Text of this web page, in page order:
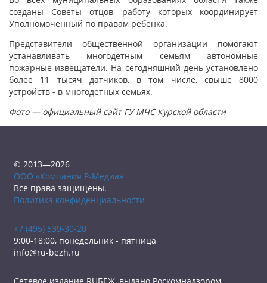
созданы Советы отцов, работу которых координирует
Уполномоченный по правам ребенка.
Представители общественной организации помогают
устанавливать многодетным семьям автономные
пожарные извещатели. На сегодняшний день установлено
более 11 тысяч датчиков, в том числе, свыше 8000
устройств - в многодетных семьях.
Фото — официальный сайт ГУ МЧС Курской области
© 2013—2026
ООО «Компания Р-Медиа»
Все права защищены.
Политика конфиденциальности
+7 (495) 539-30-20
9:00-18:00, понедельник - пятница
info@ru-bezh.ru